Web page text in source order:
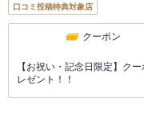
口コミ投稿特典対象店
クーポン
【お祝い・記念日限定】ク
レゼント！！